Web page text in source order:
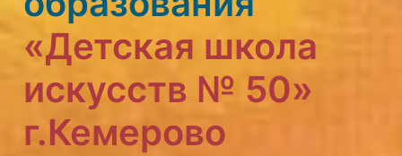
«Детская школа
искусств № 50»
г.Кемерово